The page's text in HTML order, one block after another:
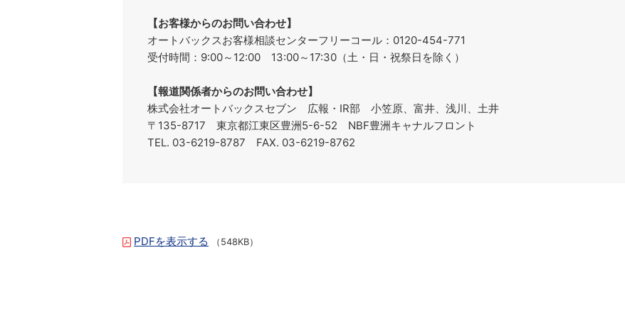
【お客様からのお問い合わせ】
オートバックスお客様相談センターフリーコール：0120-454-771
受付時間：9:00～12:00 13:00～17:30（土・日・祝祭日を除く）
【報道関係者からのお問い合わせ】
株式会社オートバックスセブン 広報・IR部 小笠原、富井、浅川、土井
〒135-8717 東京都江東区豊洲5-6-52 NBF豊洲キャナルフロント
TEL. 03-6219-8787 FAX. 03-6219-8762
PDFを表示する （548KB）